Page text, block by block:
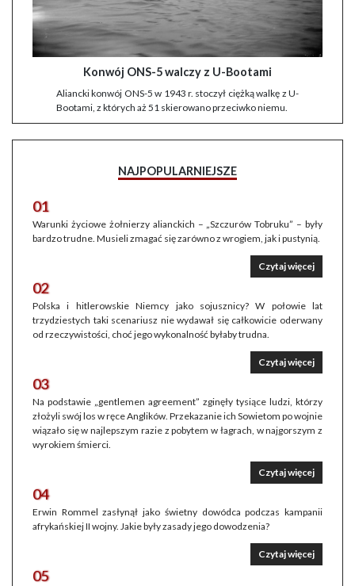
Konwój ONS-5 walczy z U-Bootami
Aliancki konwój ONS-5 w 1943 r. stoczył ciężką walkę z U-
Bootami, z których aż 51 skierowano przeciwko niemu.
NAJPOPULARNIEJSZE
01
Warunki życiowe żołnierzy alianckich – „Szczurów Tobruku” – były
bardzo trudne. Musieli zmagać się zarówno z wrogiem, jak i pustynią.
Czytaj więcej
02
Polska i hitlerowskie Niemcy jako sojusznicy? W połowie lat
trzydziestych taki scenariusz nie wydawał się całkowicie oderwany
od rzeczywistości, choć jego wykonalność byłaby trudna.
Czytaj więcej
03
Na podstawie „gentlemen agreement” zginęły tysiące ludzi, którzy
złożyli swój los w ręce Anglików. Przekazanie ich Sowietom po wojnie
wiązało się w najlepszym razie z pobytem w łagrach, w najgorszym z
wyrokiem śmierci.
Czytaj więcej
04
Erwin Rommel zasłynął jako świetny dowódca podczas kampanii
afrykańskiej II wojny. Jakie były zasady jego dowodzenia?
Czytaj więcej
05